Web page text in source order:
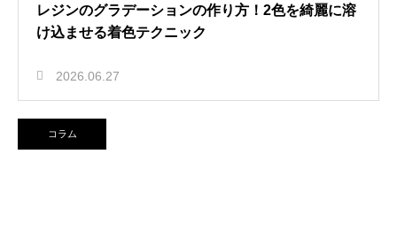
レジンのグラデーションの作り方！2色を綺麗に溶
け込ませる着色テクニック
2026.06.27
コラム